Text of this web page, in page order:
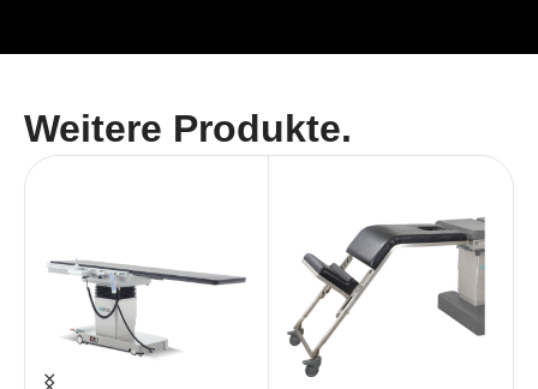
Weitere Produkte.